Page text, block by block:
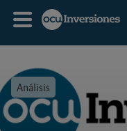
Análisis